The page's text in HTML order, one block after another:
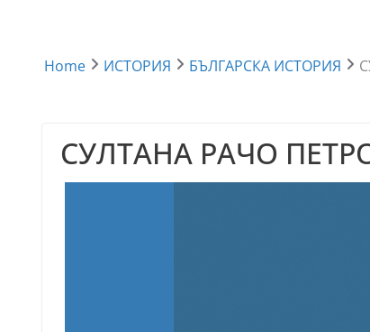
Home ИСТОРИЯ БЪЛГАРСКА ИСТОРИЯ
СУЛТАНА РАЧО